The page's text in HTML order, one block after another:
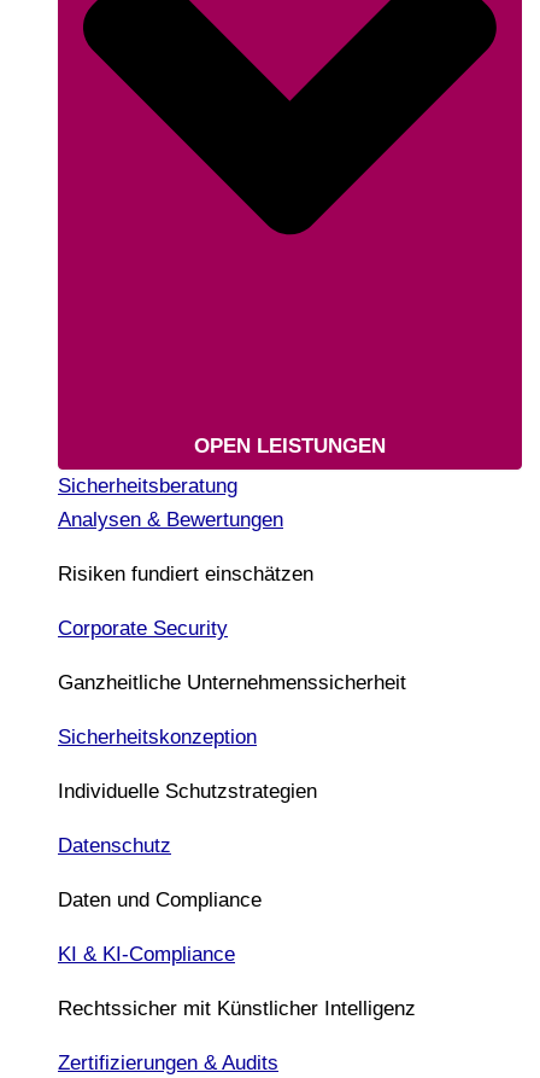
OPEN LEISTUNGEN
Sicherheitsberatung
Analysen & Bewertungen
Risiken fundiert einschätzen
Corporate Security
Ganzheitliche Unternehmenssicherheit
Sicherheitskonzeption
Individuelle Schutzstrategien
Datenschutz
Daten und Compliance
KI & KI-Compliance
Rechtssicher mit Künstlicher Intelligenz
Zertifizierungen & Audits